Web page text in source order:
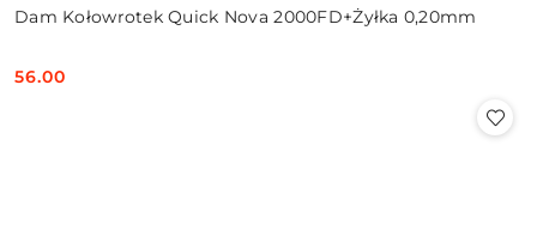
Dam Kołowrotek Quick Nova 2000FD+Żyłka 0,20mm
Cena:
56.00